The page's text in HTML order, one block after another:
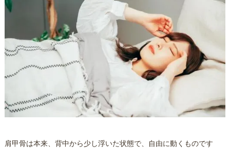
肩甲骨は本来、背中から少し浮いた状態で、自由に動くものです